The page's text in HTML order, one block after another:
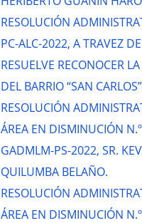
RESOLUCIÓN
PC-ALC-2022, A TRAVEZ
RESUELVE RECONOCER
DEL BARRIO “SAN
RESOLUCIÓN
ÁREA EN DISMINUCIÓN
GADMLM-PS-2022, SR.
QUILUMBA BELAÑO.
RESOLUCIÓN
ÁREA EN DISMINUCIÓN